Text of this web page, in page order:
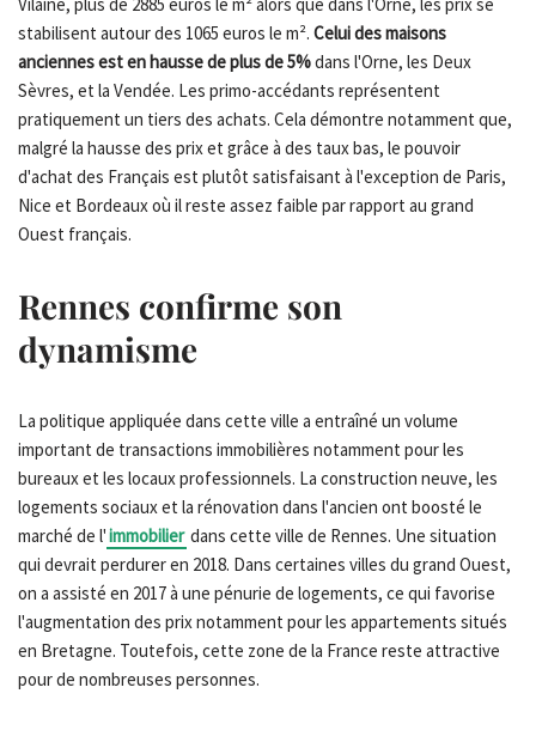
stabilisent autour des 1065 euros le m². Celui des maisons
anciennes est en hausse de plus de 5%dans l'Orne, les Deux
Sèvres, et la Vendée. Les primo-accédants représentent
pratiquement un tiers des achats. Cela démontre notamment que,
malgré la hausse des prix et grâce à des taux bas, le pouvoir
d'achat des Français est plutôt satisfaisant à l'exception de Paris,
Nice et Bordeaux où il reste assez faible par rapport au grand
Ouest français.
Rennes confirme son
dynamisme
La politique appliquée dans cette ville a entraîné un volume
important de transactions immobilières notamment pour les
bureaux et les locaux professionnels. La construction neuve, les
logements sociaux et la rénovation dans l'ancien ont boosté le
marché de l'immobilier dans cette ville de Rennes. Une situation
qui devrait perdurer en 2018. Dans certaines villes du grand Ouest,
on a assisté en 2017 à une pénurie de logements, ce qui favorise
l'augmentation des prix notamment pour les appartements situés
en Bretagne. Toutefois, cette zone de la France reste attractive
pour de nombreuses personnes.